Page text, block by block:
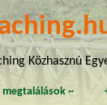
Közhasznú
megtalálások~